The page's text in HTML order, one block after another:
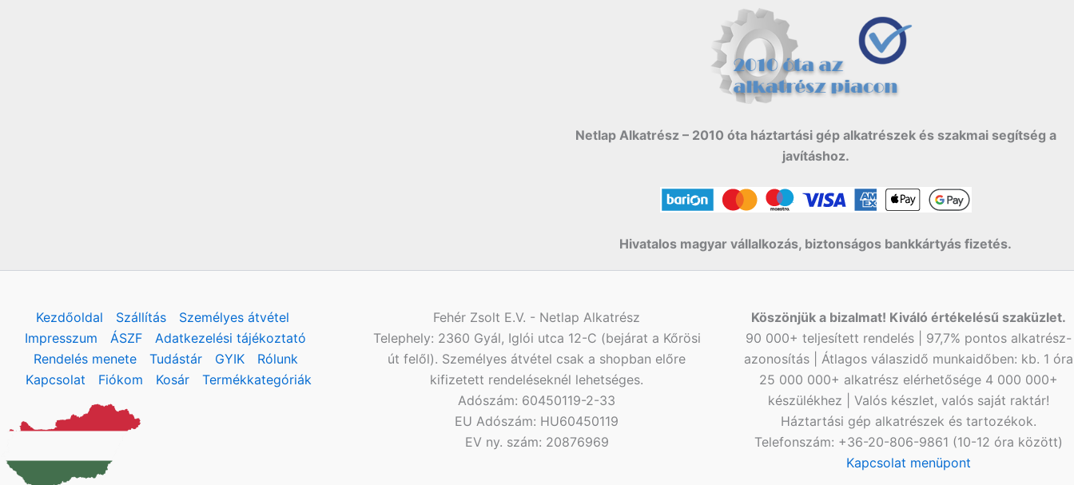
Netlap Alkatrész – 2010 óta háztartási gép alkatrészek és szakmai segítség a
javításhoz.
Hivatalos magyar vállalkozás, biztonságos bankkártyás fizetés.
Kezdőoldal Szállítás
Személyes átvétel
Impresszum
ÁSZF
Adatkezelési tájékoztató
Rendelés menete
Tudástár GYIK
Rólunk
Kapcsolat
Fiókom Kosár Termékkategóriák
Fehér Zsolt E.V. - Netlap Alkatrész
Telephely: 2360 Gyál, Iglói utca 12-C (bejárat a Kőrösi
út felől). Személyes átvétel csak a shopban előre
kifizetett rendeléseknél lehetséges.
Adószám: 60450119-2-33
EU Adószám: HU60450119
EV ny. szám: 20876969
Köszönjük a bizalmat! Kiváló értékelésű szaküzlet.
90 000+ teljesített rendelés | 97,7% pontos alkatrész-
azonosítás | Átlagos válaszidő munkaidőben: kb. 1 óra
25 000 000+ alkatrész elérhetősége 4 000 000+
készülékhez | Valós készlet, valós saját raktár!
Háztartási gép alkatrészek és tartozékok.
Telefonszám: +36-20-806-9861 (10-12 óra között)
Kapcsolat menüpont